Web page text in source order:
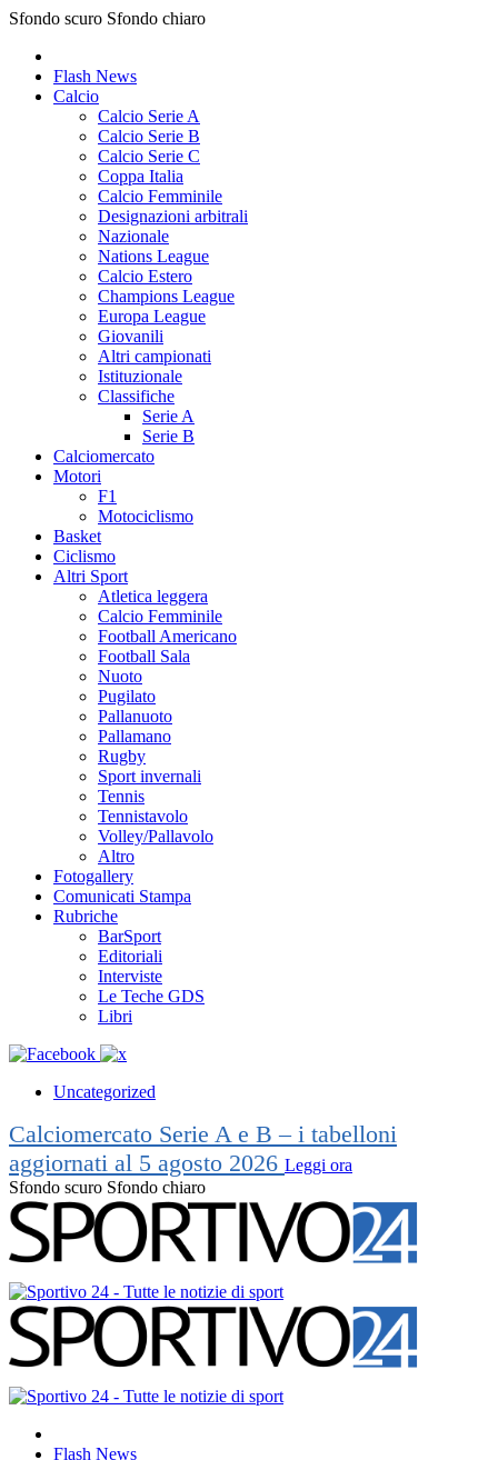
Sfondo scuro Sfondo chiaro
Flash News
Calcio
Calcio Serie A
Calcio Serie B
Calcio Serie C
Coppa Italia
Calcio Femminile
Designazioni arbitrali
Nazionale
Nations League
Calcio Estero
Champions League
Europa League
Giovanili
Altri campionati
Istituzionale
Classifiche
Serie A
Serie B
Calciomercato
Motori
F1
Motociclismo
Basket
Ciclismo
Altri Sport
Atletica leggera
Calcio Femminile
Football Americano
Football Sala
Nuoto
Pugilato
Pallanuoto
Pallamano
Rugby
Sport invernali
Tennis
Tennistavolo
Volley/Pallavolo
Altro
Fotogallery
Comunicati Stampa
Rubriche
BarSport
Editoriali
Interviste
Le Teche GDS
Libri
Uncategorized
Calciomercato Serie A e B – i tabelloni
aggiornati al 5 agosto 2026 Leggi ora
Sfondo scuro Sfondo chiaro
Flash News